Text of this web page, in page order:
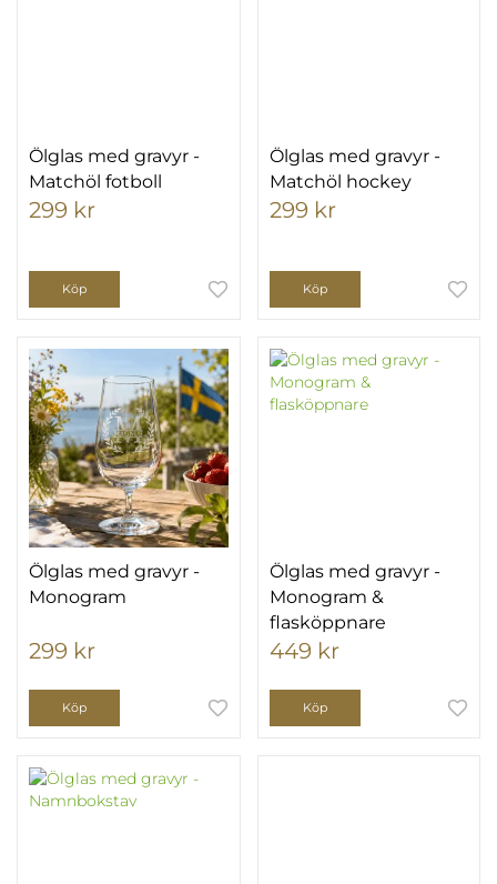
Ölglas med gravyr -
Matchöl fotboll
299 kr
Köp
Ölglas med gravyr -
Matchöl hockey
299 kr
Köp
Ölglas med gravyr -
Monogram
299 kr
Köp
Ölglas med gravyr -
Monogram &
flasköppnare
449 kr
Köp